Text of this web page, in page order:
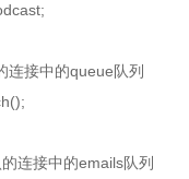
连接中的queue队列
连接中的emails队列